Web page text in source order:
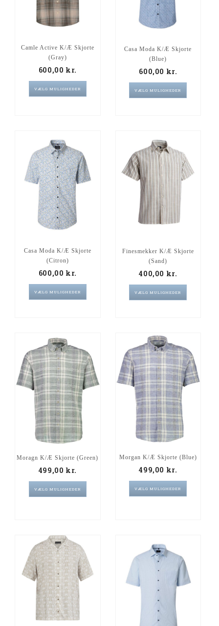
Camle Active K/Æ Skjorte
(Gray)
600,00kr.
VÆLG MULIGHEDER
Casa Moda K/Æ Skjorte
(Blue)
600,00 kr.
VÆLG MULIGHEDER
Casa Moda K/Æ Skjorte
(Citron)
600,00kr.
VÆLG MULIGHEDER
Finesmekker K/Æ Skjorte
(Sand)
400,00 kr.
VÆLG MULIGHEDER
Moragn K/Æ Skjorte (Green)
499,00kr.
VÆLG MULIGHEDER
Morgan K/Æ Skjorte (Blue)
499,00 kr.
VÆLG MULIGHEDER